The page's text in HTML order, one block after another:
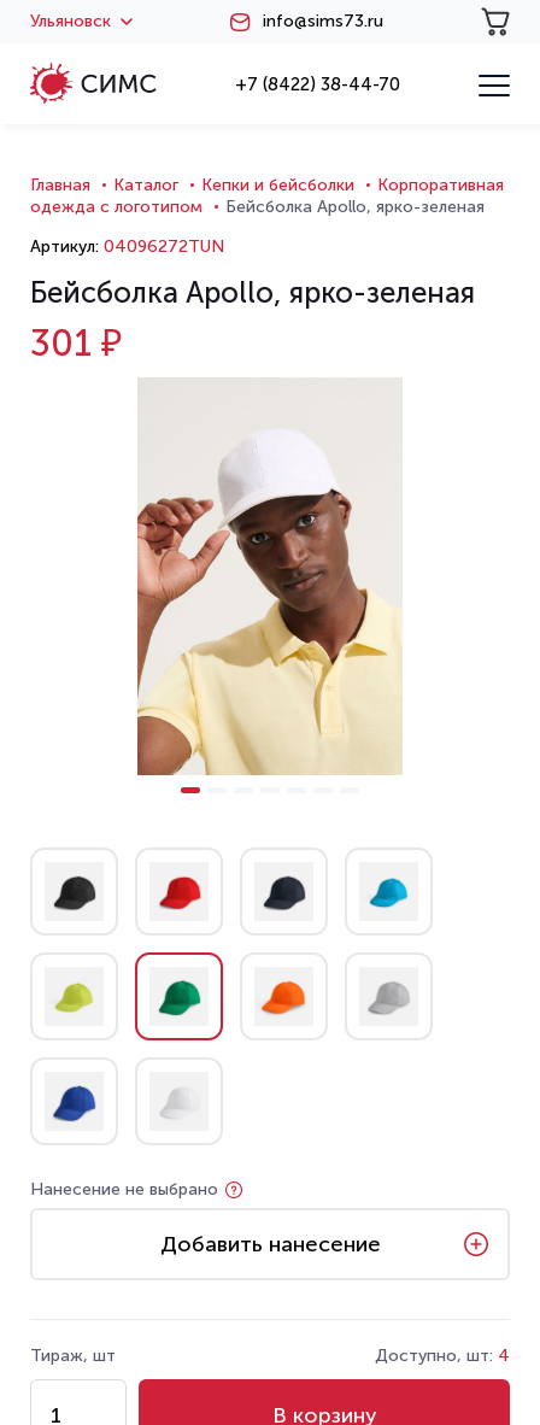
Ульяновск info@sims73.ru
+7 (8422) 38-44-70
Главная Каталог Кепки и бейсболки
Корпоративная
одежда с логотипом
Бейсболка Apollo, ярко-зеленая
Артикул: 04096272TUN
Бейсболка Apollo, ярко-зеленая
301 ₽
Нанесение не выбрано
Добавить нанесение
Тираж, шт Доступно, шт: 4
В корзину